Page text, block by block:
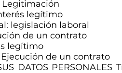
legítimo
legislación laboral
de un contrato
legítimo
Ejecución de un contrato
DATOS